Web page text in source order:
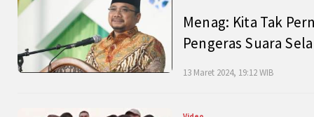
Menag: Kita Tak
Pengeras Suara
13 Maret 2024, 19:12 WIB